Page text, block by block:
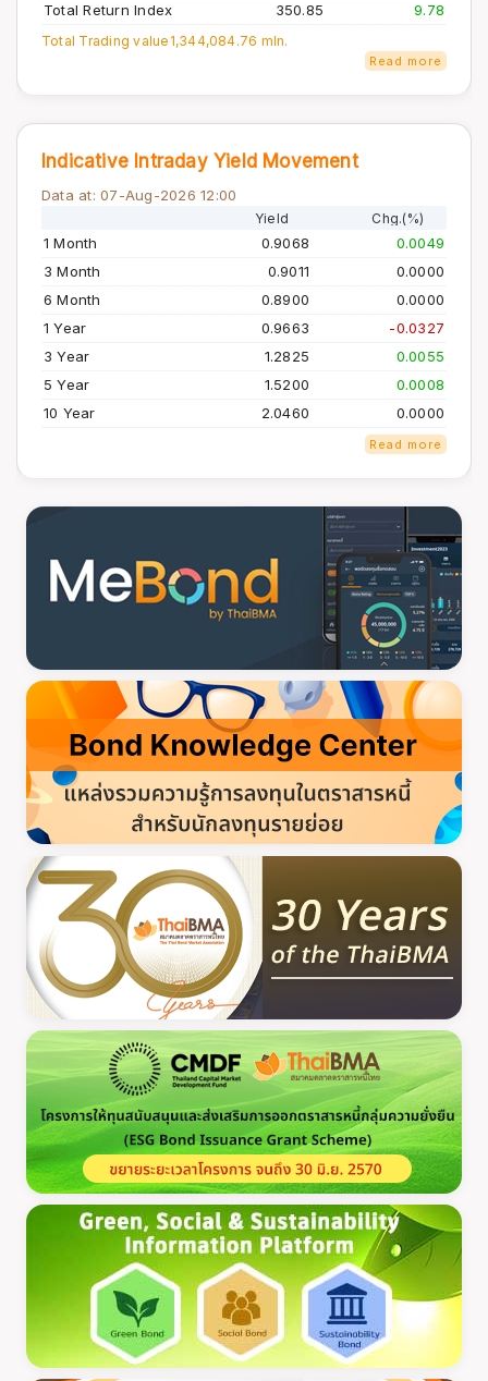
Total Return Index
350.85 9.78
Total Trading value 1,344,084.76 mln.
Read more
Indicative Intraday Yield Movement
Data at: 07-Aug-2026 12:00
Yield Chg.(%)
1 Month 0.9068
0.0049
3 Month
0.9011
0.0000
6 Month
0.8900
0.0000
1 Year
0.9663
-0.0327
3 Year
1.2825
0.0055
5 Year
1.5200
0.0008
10 Year
2.0460 0.0000
Read more